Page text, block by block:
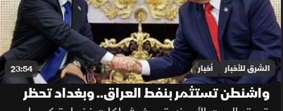
23:54 الشرق للأخبار أخبار
واشنطن تستثمر بنفط العراق.. وبغداد تحظر